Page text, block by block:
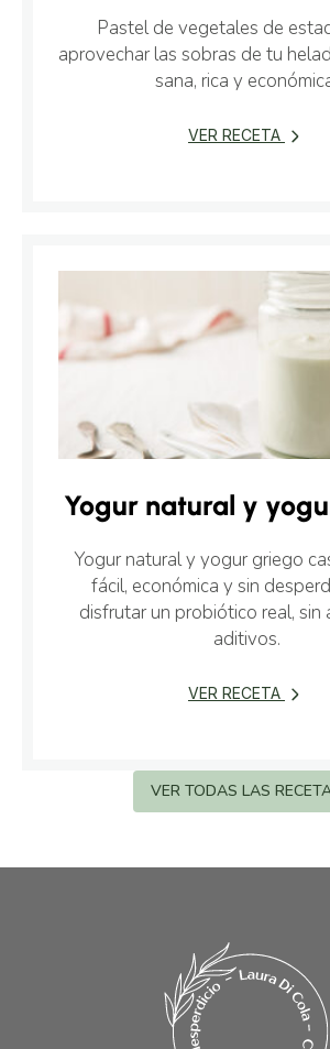
Pastel de vegetales de
aprovechar las sobras de tu
sana, rica y
VER RECETA
Yogur natural y
Yogur natural y yogur griego
fácil, económica y sin
disfrutar un probiótico real, sin
aditivos.
VER RECETA
VER TODAS LAS